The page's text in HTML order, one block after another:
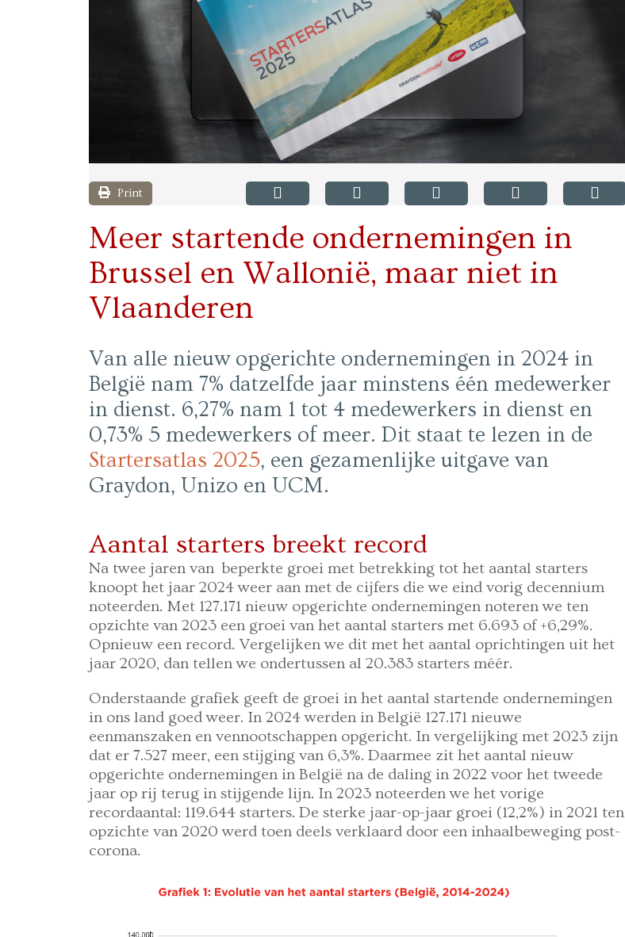
Print
Meer startende ondernemingen in
Brussel en Wallonië, maar niet in
Vlaanderen
Van alle nieuw opgerichte ondernemingen in 2024 in
België nam 7% datzelfde jaar minstens één medewerker
in dienst. 6,27% nam 1 tot 4 medewerkers in dienst en
0,73% 5 medewerkers of meer. Dit staat te lezen in de
Startersatlas 2025, een gezamenlijke uitgave van
Graydon, Unizo en UCM.
Aantal starters breekt record
Na twee jaren van beperkte groei met betrekking tot het aantal starters
knoopt het jaar 2024 weer aan met de cijfers die we eind vorig decennium
noteerden. Met 127.171 nieuw opgerichte ondernemingen noteren we ten
opzichte van 2023 een groei van het aantal starters met 6.693 of +6,29%.
Opnieuw een record. Vergelijken we dit met het aantal oprichtingen uit het
jaar 2020, dan tellen we ondertussen al 20.383 starters méér.
Onderstaande grafiek geeft de groei in het aantal startende ondernemingen
in ons land goed weer. In 2024 werden in België 127.171 nieuwe
eenmanszaken en vennootschappen opgericht. In vergelijking met 2023 zijn
dat er 7.527 meer, een stijging van 6,3%. Daarmee zit het aantal nieuw
opgerichte ondernemingen in België na de daling in 2022 voor het tweede
jaar op rij terug in stijgende lijn. In 2023 noteerden we het vorige
recordaantal: 119.644 starters. De sterke jaar-op-jaar groei (12,2%) in 2021 ten
opzichte van 2020 werd toen deels verklaard door een inhaalbeweging post-
corona.